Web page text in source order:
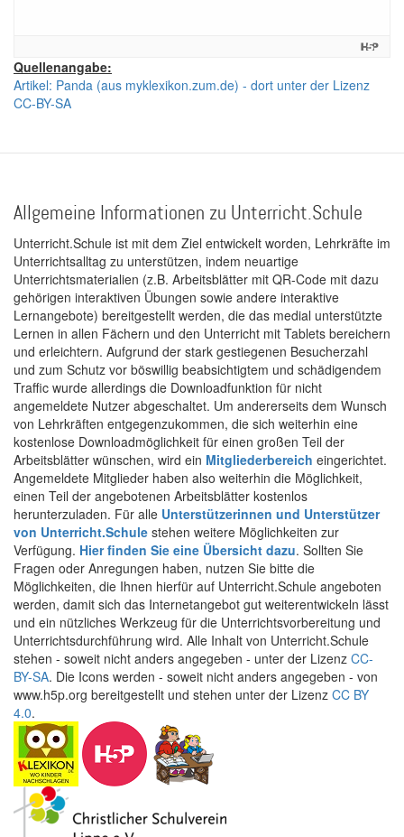
Quellenangabe:
Artikel: Panda (aus myklexikon.zum.de) - dort unter der Lizenz
CC-BY-SA
Allgemeine Informationen zu Unterricht.Schule
Unterricht.Schule ist mit dem Ziel entwickelt worden, Lehrkräfte im
Unterrichtsalltag zu unterstützen, indem neuartige
Unterrichtsmaterialien (z.B. Arbeitsblätter mit QR-Code mit dazu
gehörigen interaktiven Übungen sowie andere interaktive
Lernangebote) bereitgestellt werden, die das medial unterstützte
Lernen in allen Fächern und den Unterricht mit Tablets bereichern
und erleichtern. Aufgrund der stark gestiegenen Besucherzahl
und zum Schutz vor böswillig beabsichtigtem und schädigendem
Traffic wurde allerdings die Downloadfunktion für nicht
angemeldete Nutzer abgeschaltet. Um andererseits dem Wunsch
von Lehrkräften entgegenzukommen, die sich weiterhin eine
kostenlose Downloadmöglichkeit für einen großen Teil der
Arbeitsblätter wünschen, wird ein Mitgliederbereich eingerichtet.
Angemeldete Mitglieder haben also weiterhin die Möglichkeit,
einen Teil der angebotenen Arbeitsblätter kostenlos
herunterzuladen. Für alle Unterstützerinnen und Unterstützer
von Unterricht.Schule stehen weitere Möglichkeiten zur
Verfügung. Hier finden Sie eine Übersicht dazu. Sollten Sie
Fragen oder Anregungen haben, nutzen Sie bitte die
Möglichkeiten, die Ihnen hierfür auf Unterricht.Schule angeboten
werden, damit sich das Internetangebot gut weiterentwickeln lässt
und ein nützliches Werkzeug für die Unterrichtsvorbereitung und
Unterrichtsdurchführung wird. Alle Inhalt von Unterricht.Schule
stehen - soweit nicht anders angegeben - unter der Lizenz CC-
BY-SA. Die Icons werden - soweit nicht anders angegeben - von
www.h5p.org bereitgestellt und stehen unter der Lizenz CC BY
4.0.